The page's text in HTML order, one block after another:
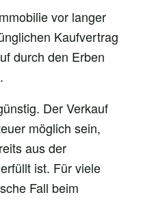
vor langer
Kaufvertrag
durch den Erben
.
Der Verkauf
möglich sein,
aus der
ist. Für viele
Fall beim